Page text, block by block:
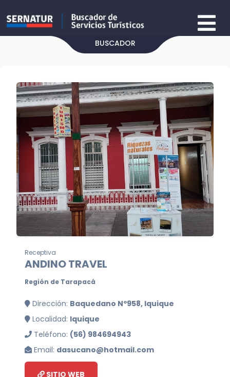
BUSCADOR
Receptiva
ANDINO TRAVEL
Región de Tarapacá
Dirección: Baquedano Nº958, Iquique
Localidad: Iquique
Teléfono: (56) 984694943
Email: dasucano@hotmail.com
SITIO WEB